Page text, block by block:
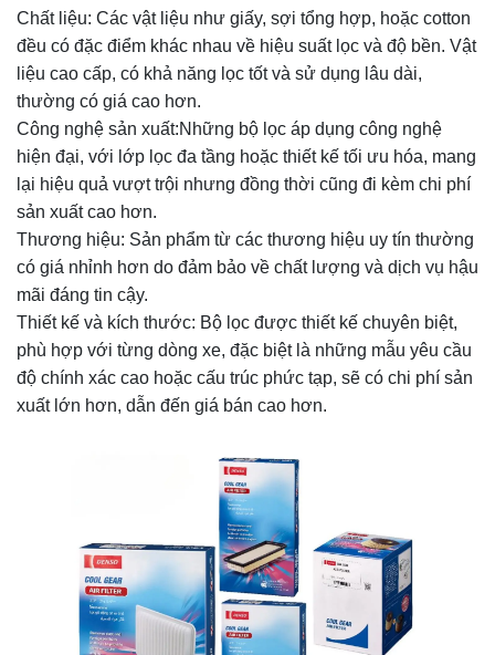
Chất liệu: Các vật liệu như giấy, sợi tổng hợp, hoặc cotton
đều có đặc điểm khác nhau về hiệu suất lọc và độ bền. Vật
liệu cao cấp, có khả năng lọc tốt và sử dụng lâu dài,
thường có giá cao hơn.
Công nghệ sản xuất:Những bộ lọc áp dụng công nghệ
hiện đại, với lớp lọc đa tầng hoặc thiết kế tối ưu hóa, mang
lại hiệu quả vượt trội nhưng đồng thời cũng đi kèm chi phí
sản xuất cao hơn.
Thương hiệu: Sản phẩm từ các thương hiệu uy tín thường
có giá nhỉnh hơn do đảm bảo về chất lượng và dịch vụ hậu
mãi đáng tin cậy.
Thiết kế và kích thước: Bộ lọc được thiết kế chuyên biệt,
phù hợp với từng dòng xe, đặc biệt là những mẫu yêu cầu
độ chính xác cao hoặc cấu trúc phức tạp, sẽ có chi phí sản
xuất lớn hơn, dẫn đến giá bán cao hơn.